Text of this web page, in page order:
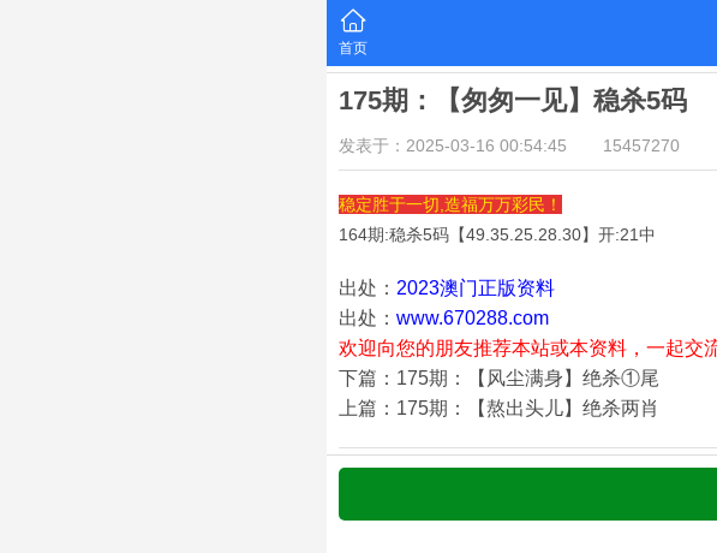
首页
175期：【匆匆一见】稳杀5码
发表于：2025-03-16 00:54:45 15457270
稳定胜于一切,造福万万彩民！
164期:稳杀5码【49.35.25.28.30】开:21中
出处： 2023澳门正版资料
出处： www.670288.com
欢迎向您的朋友推荐本站或本资料，一起交
下篇：175期：【风尘满身】绝杀①尾
上篇：175期：【熬出头儿】绝杀两肖